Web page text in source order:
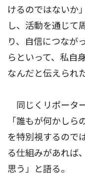
けるのではないか
し、活動を通じて
り、自信につなが
らといって、私自
なんだと伝えられ
同じくリポータ
「誰もが何かし
を特別視するので
る仕組みがあれば
思う」と語る。